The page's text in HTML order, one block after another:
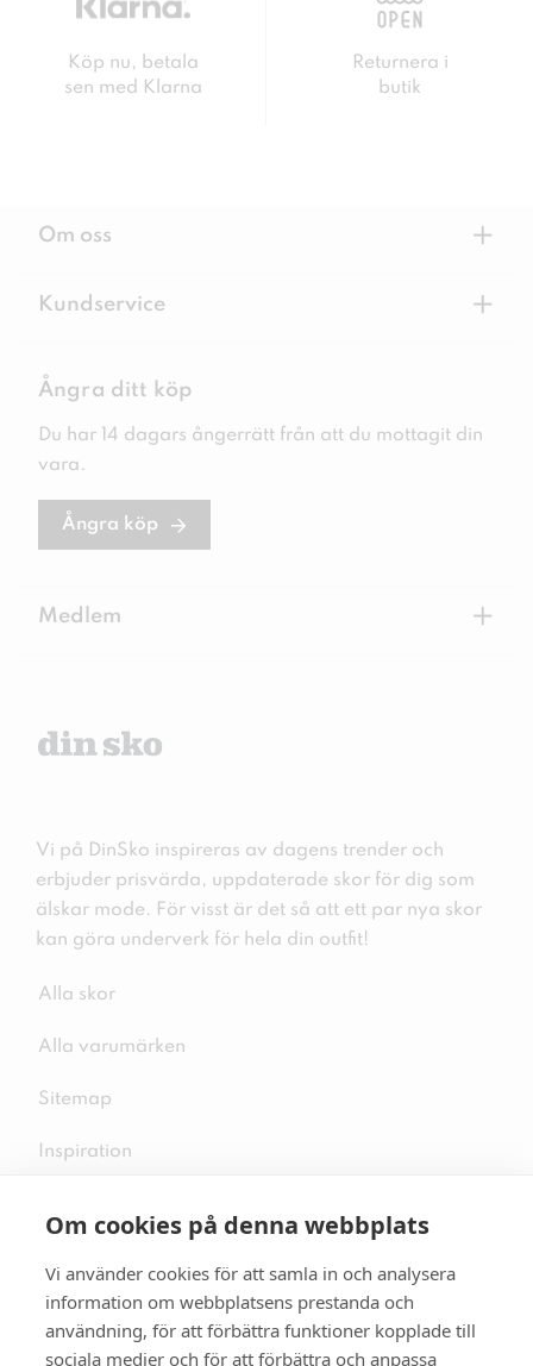
Om cookies på denna webbplats
Vi använder cookies för att samla in och analysera
information om webbplatsens prestanda och
användning, för att förbättra funktioner kopplade till
sociala medier och för att förbättra och anpassa
Köp nu, betala
sen med Klarna
Returnera i
butik
Om oss +
Kundservice +
Ångra ditt köp
Du har 14 dagars ångerrätt från att du mottagit din
vara.
Ångra köp
Medlem +
Vi på DinSko inspireras av dagens trender och
erbjuder prisvärda, uppdaterade skor för dig som
älskar mode. För visst är det så att ett par nya skor
kan göra underverk för hela din outfit!
Alla skor
Alla varumärken
Sitemap
Inspiration
Följ oss på sociala medier